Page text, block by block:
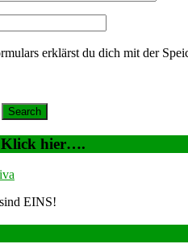
erklärst du dich mit der
Klick hier….
EINS!